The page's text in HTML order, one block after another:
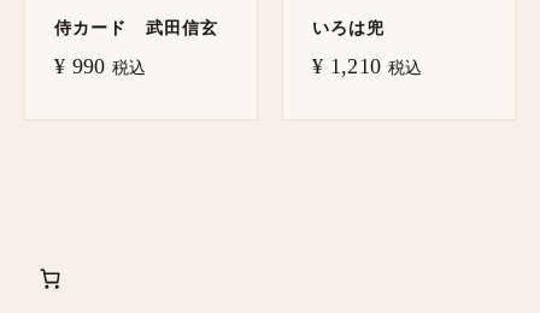
侍カード 武田信玄
¥ 990 税込
いろは兜
¥ 1,210 税込